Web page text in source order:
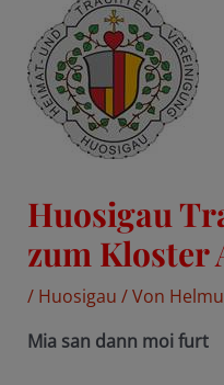
Huosigau
zum Kloster
/ Huosigau / Von
Mia san dann moi furt